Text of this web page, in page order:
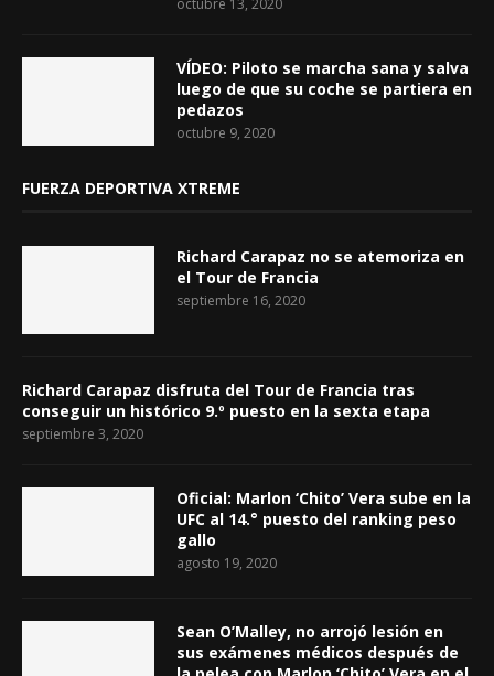
octubre 13, 2020
VÍDEO: Piloto se marcha sana y salva
luego de que su coche se partiera en
pedazos
octubre 9, 2020
FUERZA DEPORTIVA XTREME
Richard Carapaz no se atemoriza en
el Tour de Francia
septiembre 16, 2020
Richard Carapaz disfruta del Tour de Francia tras
conseguir un histórico 9.º puesto en la sexta etapa
septiembre 3, 2020
Oficial: Marlon ‘Chito’ Vera sube en la
UFC al 14.° puesto del ranking peso
gallo
agosto 19, 2020
Sean O’Malley, no arrojó lesión en
sus exámenes médicos después de